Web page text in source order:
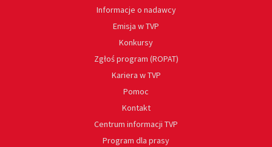
Informacje o nadawcy
Emisja w TVP
Konkursy
Zgłoś program (ROPAT)
Kariera w TVP
Pomoc
Kontakt
Centrum informacji TVP
Program dla prasy